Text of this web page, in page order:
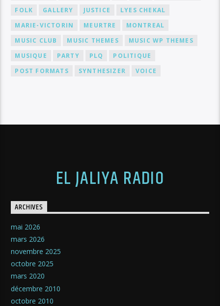
FOLK
GALLERY JUSTICE
LYES CHEKAL
MARIE-VICTORIN
MEURTRE
MONTREAL
MUSIC CLUB
MUSIC THEMES
MUSIC WP THEMES
MUSIQUE
PARTY PLQ
POLITIQUE
POST FORMATS
SYNTHESIZER VOICE
EL JALIYA RADIO
ARCHIVES
mai 2026
mars 2026
novembre 2025
octobre 2025
mars 2020
décembre 2010
octobre 2010